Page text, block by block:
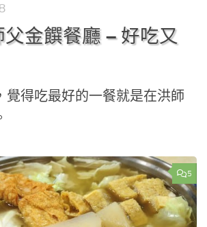
金饌餐廳 – 好吃又
覺得吃最好的一餐就是在洪師
5